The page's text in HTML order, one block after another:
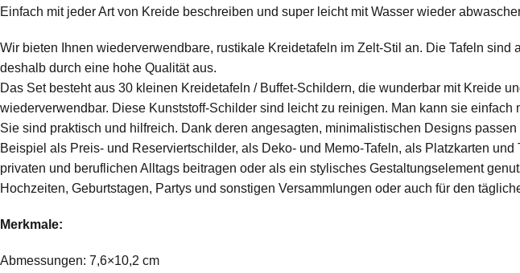
Einfach mit jeder Art von Kreide beschreiben und super leicht mit Wasser wieder
Wir bieten Ihnen wiederverwendbare, rustikale Kreidetafeln im Zelt-Stil an. Die Tafeln
deshalb durch eine hohe Qualität aus.
Das Set besteht aus 30 kleinen Kreidetafeln / Buffet-Schildern, die wunderbar mit Kreide
wiederverwendbar. Diese Kunststoff-Schilder sind leicht zu reinigen. Man kann sie
Sie sind praktisch und hilfreich. Dank deren angesagten, minimalistischen Designs
Beispiel als Preis- und Reserviertschilder, als Deko- und Memo-Tafeln, als Platzkarten
privaten und beruflichen Alltags beitragen oder als ein stylisches Gestaltungselement
Hochzeiten, Geburtstagen, Partys und sonstigen Versammlungen oder auch für den
Merkmale:
Abmessungen: 7,6×10,2 cm